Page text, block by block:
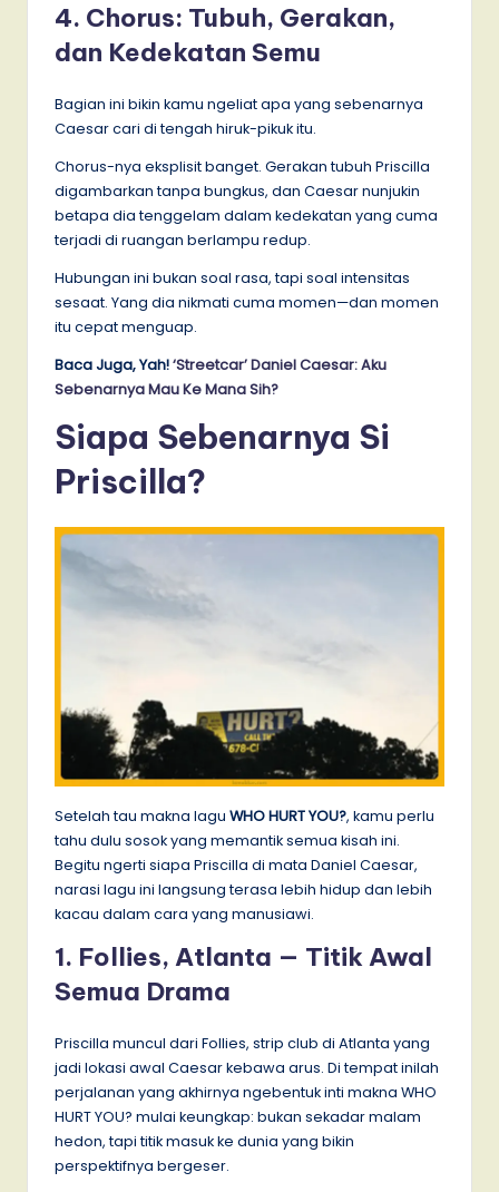
4. Chorus: Tubuh, Gerakan,
dan Kedekatan Semu
Bagian ini bikin kamu ngeliat apa yang sebenarnya
Caesar cari di tengah hiruk-pikuk itu.
Chorus-nya eksplisit banget. Gerakan tubuh Priscilla
digambarkan tanpa bungkus, dan Caesar nunjukin
betapa dia tenggelam dalam kedekatan yang cuma
terjadi di ruangan berlampu redup.
Hubungan ini bukan soal rasa, tapi soal intensitas
sesaat. Yang dia nikmati cuma momen—dan momen
itu cepat menguap.
Baca Juga, Yah!‘Streetcar’ Daniel Caesar: Aku
Sebenarnya Mau Ke Mana Sih?
Siapa Sebenarnya Si
Priscilla?
Setelah tau makna lagu WHO HURT YOU?, kamu perlu
tahu dulu sosok yang memantik semua kisah ini.
Begitu ngerti siapa Priscilla di mata Daniel Caesar,
narasi lagu ini langsung terasa lebih hidup dan lebih
kacau dalam cara yang manusiawi.
1. Follies, Atlanta — Titik Awal
Semua Drama
Priscilla muncul dari Follies, strip club di Atlanta yang
jadi lokasi awal Caesar kebawa arus. Di tempat inilah
perjalanan yang akhirnya ngebentuk inti makna WHO
HURT YOU? mulai keungkap: bukan sekadar malam
hedon, tapi titik masuk ke dunia yang bikin
perspektifnya bergeser.